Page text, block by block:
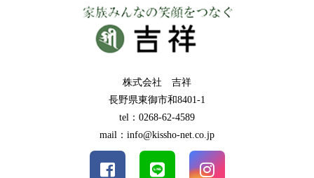
株式会社 吉祥
長野県東御市和8401-1
tel：0268-62-4589
mail：info@kissho-net.co.jp